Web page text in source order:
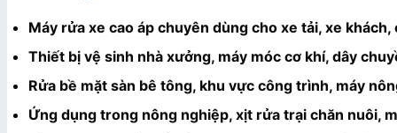
Máy rửa xe cao áp chuyên dùng cho xe tải, xe khách,
Thiết bị vệ sinh nhà xưởng, máy móc cơ khí, dây
Rửa bề mặt sàn bê tông, khu vực công trình, máy
Ứng dụng trong nông nghiệp, xịt rửa trại chăn nuôi,